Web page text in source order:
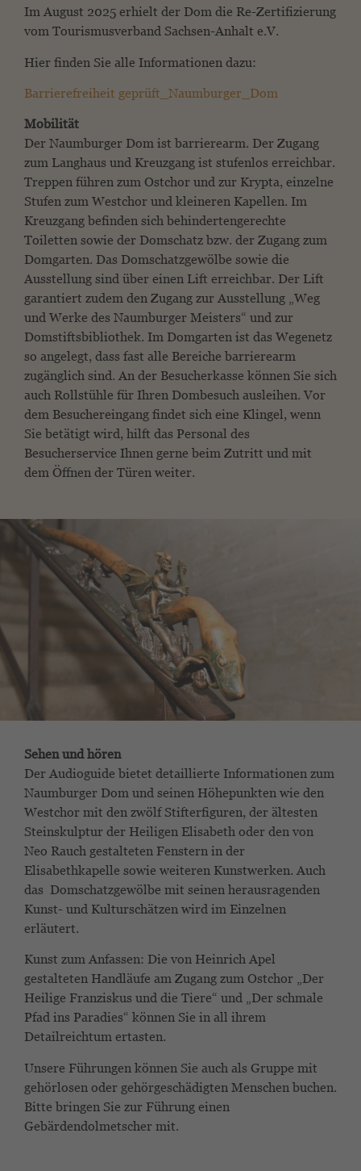
Im August 2025 erhielt der Dom die Re-Zertifizierung
vom Tourismusverband Sachsen-Anhalt e.V.
Hier finden Sie alle Informationen dazu:
Barrierefreiheit geprüft_Naumburger_Dom
Mobilität
Der Naumburger Dom ist barrierearm. Der Zugang
zum Langhaus und Kreuzgang ist stufenlos erreichbar.
Treppen führen zum Ostchor und zur Krypta, einzelne
Stufen zum Westchor und kleineren Kapellen. Im
Kreuzgang befinden sich behindertengerechte
Toiletten sowie der Domschatz bzw. der Zugang zum
Domgarten. Das Domschatzgewölbe sowie die
Ausstellung sind über einen Lift erreichbar. Der Lift
garantiert zudem den Zugang zur Ausstellung „Weg
und Werke des Naumburger Meisters“ und zur
Domstiftsbibliothek. Im Domgarten ist das Wegenetz
so angelegt, dass fast alle Bereiche barrierearm
zugänglich sind.An der Besucherkasse können Sie sich
auch Rollstühle für Ihren Dombesuch ausleihen. Vor
dem Besuchereingang findet sich eine Klingel, wenn
Sie betätigt wird, hilft das Personal des
Besucherservice Ihnen gerne beim Zutritt und mit
dem Öffnen der Türen weiter.
Sehen und hören
Der Audioguide bietet detaillierte Informationen zum
Naumburger Dom und seinen Höhepunkten wie den
Westchor mit den zwölf Stifterfiguren, der ältesten
Steinskulptur der Heiligen Elisabeth oder den von
Neo Rauch gestalteten Fenstern in der
Elisabethkapelle sowie weiteren Kunstwerken. Auch
das Domschatzgewölbe mit seinen herausragenden
Kunst- und Kulturschätzen wird im Einzelnen
erläutert.
Kunst zum Anfassen: Die von Heinrich Apel
gestalteten Handläufe am Zugang zum Ostchor „Der
Heilige Franziskus und die Tiere“ und „Der schmale
Pfad ins Paradies“ können Sie in all ihrem
Detailreichtum ertasten.
Unsere Führungen können Sie auch als Gruppe mit
gehörlosen oder gehörgeschädigten Menschen buchen.
Bitte bringen Sie zur Führung einen
Gebärdendolmetscher mit.